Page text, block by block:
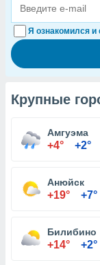
Я ознакомился и
Крупные
Амгуэма
+4° +2°
Анюйск
+19° +7°
Билибино
+14° +2°